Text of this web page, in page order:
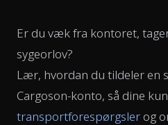
Er du væk fra kontoret,
sygeorlov?
Lær, hvordan du tildeler
Cargoson-konto, så dine
transportforespørgsler og